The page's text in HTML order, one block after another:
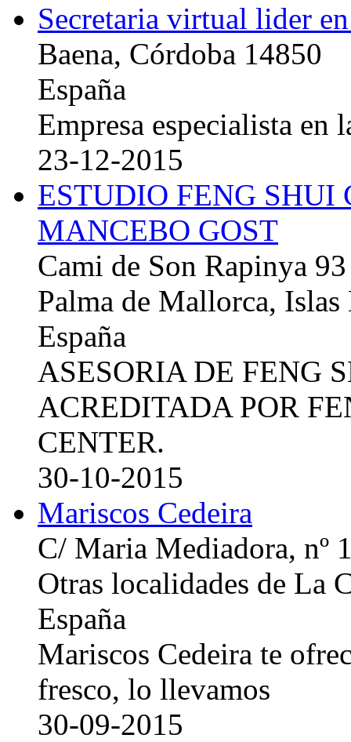
Secretaria virtual lider
Baena, Córdoba 14850
España
Empresa especialista en
23-12-2015
ESTUDIO FENG
MANCEBO GOST
Cami de Son Rapinya 93
Palma de Mallorca, Islas
España
ASESORIA DE FENG
ACREDITADA POR
CENTER.
30-10-2015
Mariscos Cedeira
C/ Maria Mediadora, nº
Otras localidades de La
España
Mariscos Cedeira te
fresco, lo llevamos
30-09-2015